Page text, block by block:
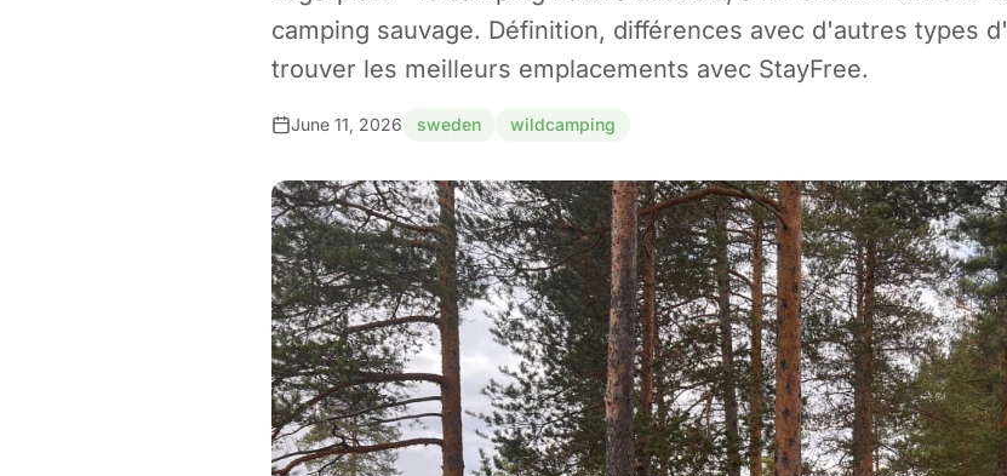
camping sauvage. Définition, différences avec d'autres types
trouver les meilleurs emplacements avec StayFree.
June 11, 2026 sweden wildcamping